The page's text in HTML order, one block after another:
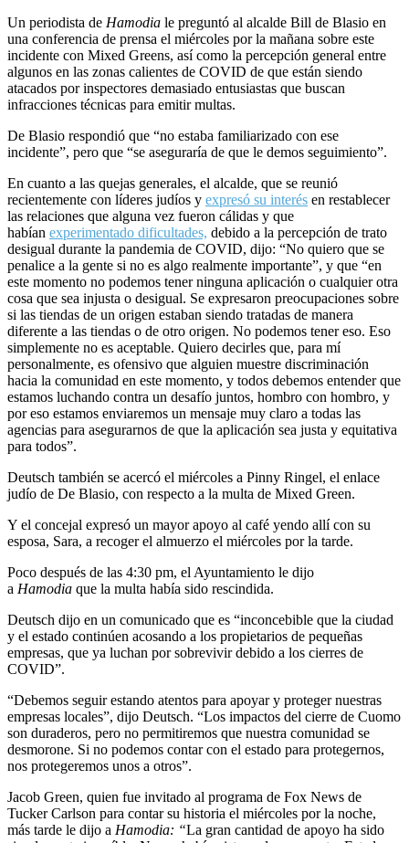
Un periodista de Hamodia le preguntó al alcalde Bill de Blasio en
una conferencia de prensa el miércoles por la mañana sobre este
incidente con Mixed Greens, así como la percepción general entre
algunos en las zonas calientes de COVID de que están siendo
atacados por inspectores demasiado entusiastas que buscan
infracciones técnicas para emitir multas.
De Blasio respondió que “no estaba familiarizado con ese
incidente”, pero que “se aseguraría de que le demos seguimiento”.
En cuanto a las quejas generales, el alcalde, que se reunió
recientemente con líderes judíos y expresó su interés en restablecer
las relaciones que alguna vez fueron cálidas y que
habían experimentado dificultades, debido a la percepción de trato
desigual durante la pandemia de COVID, dijo: “No quiero que se
penalice a la gente si no es algo realmente importante”, y que “en
este momento no podemos tener ninguna aplicación o cualquier otra
cosa que sea injusta o desigual. Se expresaron preocupaciones sobre
si las tiendas de un origen estaban siendo tratadas de manera
diferente a las tiendas o de otro origen. No podemos tener eso. Eso
simplemente no es aceptable. Quiero decirles que, para mí
personalmente, es ofensivo que alguien muestre discriminación
hacia la comunidad en este momento, y todos debemos entender que
estamos luchando contra un desafío juntos, hombro con hombro, y
por eso estamos enviaremos un mensaje muy claro a todas las
agencias para asegurarnos de que la aplicación sea justa y equitativa
para todos”.
Deutsch también se acercó el miércoles a Pinny Ringel, el enlace
judío de De Blasio, con respecto a la multa de Mixed Green.
Y el concejal expresó un mayor apoyo al café yendo allí con su
esposa, Sara, a recoger el almuerzo el miércoles por la tarde.
Poco después de las 4:30 pm, el Ayuntamiento le dijo
a Hamodia que la multa había sido rescindida.
Deutsch dijo en un comunicado que es “inconcebible que la ciudad
y el estado continúen acosando a los propietarios de pequeñas
empresas, que ya luchan por sobrevivir debido a los cierres de
COVID”.
“Debemos seguir estando atentos para apoyar y proteger nuestras
empresas locales”, dijo Deutsch. “Los impactos del cierre de Cuomo
son duraderos, pero no permitiremos que nuestra comunidad se
desmorone. Si no podemos contar con el estado para protegernos,
nos protegeremos unos a otros”.
Jacob Green, quien fue invitado al programa de Fox News de
Tucker Carlson para contar su historia el miércoles por la noche,
más tarde le dijo a Hamodia: “La gran cantidad de apoyo ha sido